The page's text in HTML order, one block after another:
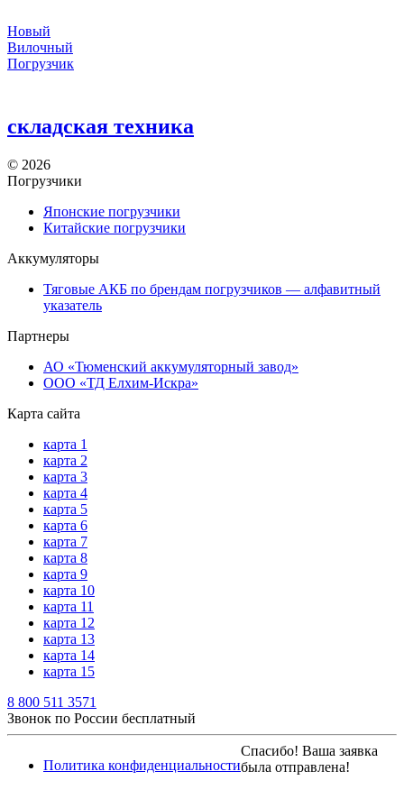
Новый
Вилочный
Погрузчик
складская техника
© 2026
Погрузчики
Японские погрузчики
Китайские погрузчики
Аккумуляторы
Тяговые АКБ по брендам погрузчиков — алфавитный
указатель
Партнеры
АО «Тюменский аккумуляторный завод»
ООО «ТД Елхим-Искра»
Карта сайта
карта 1
карта 2
карта 3
карта 4
карта 5
карта 6
карта 7
карта 8
карта 9
карта 10
карта 11
карта 12
карта 13
карта 14
карта 15
8 800 511 3571
Звонок по России бесплатный
Политика конфиденциальности
Спасибо! Ваша заявка
была отправлена!